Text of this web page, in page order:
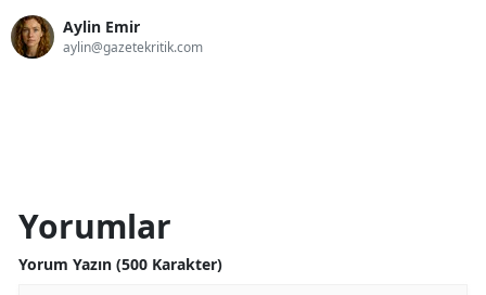
Aylin Emir
aylin@gazetekritik.com
Yorumlar
Yorum Yazın (500 Karakter)